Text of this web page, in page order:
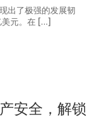
出了极强的发展韧
美元。在 […]
安全，解锁